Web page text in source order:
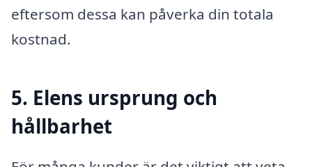
eftersom dessa kan påverka din totala
kostnad.
5. Elens ursprung och
hållbarhet